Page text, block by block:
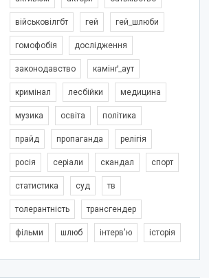
військовілгбт гей гей_шлюби
гомофобія дослідження
законодавство камінґ_аут
кримінал лесбійки медицина
музика освіта політика
прайд пропаганда релігія
росія серіали скандал спорт
статистика суд тв
толерантність трансгендер
фільми шлюб інтерв'ю історія